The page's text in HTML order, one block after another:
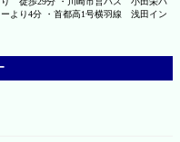
より4分 ・首都高1号横羽線 浅田イン